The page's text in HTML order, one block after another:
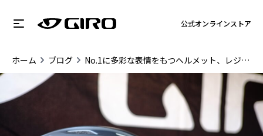
公式オンラインストア
ホーム ブログ No.1に多彩な表情をもつヘルメット、レジスター2